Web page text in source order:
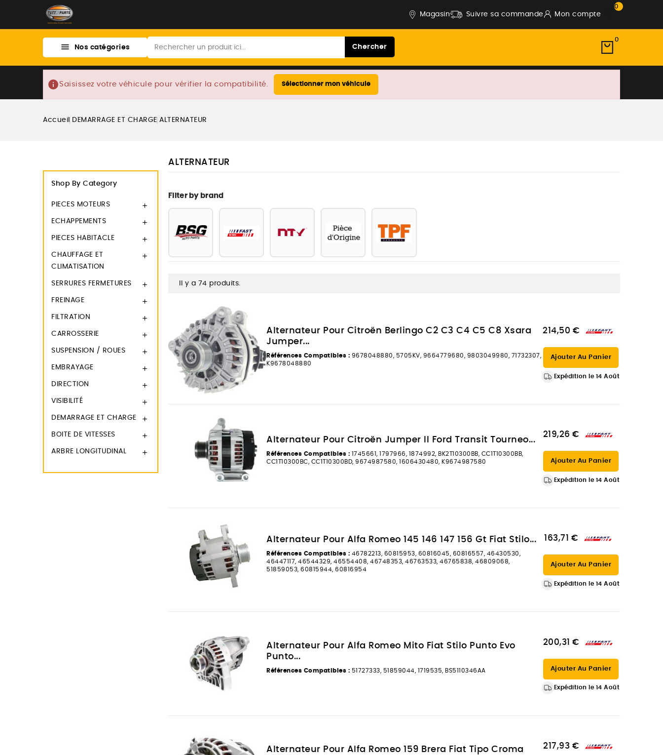
Magasin Suivre sa commande Mon compte
0
 Nos catégories Chercher
0
info Saisissez votre véhicule pour vérifier la compatibilité. Sélectionner mon véhicule
Accueil DEMARRAGE ET CHARGE ALTERNATEUR
Shop By Category
PIECES MOTEURS 
ECHAPPEMENTS 
PIECES HABITACLE 
CHAUFFAGE ET
CLIMATISATION

SERRURES FERMETURES 
FREINAGE 
FILTRATION 
CARROSSERIE 
SUSPENSION / ROUES 
EMBRAYAGE 
DIRECTION 
VISIBILITÉ 
DEMARRAGE ET CHARGE 
BOITE DE VITESSES 
ARBRE LONGITUDINAL 
ALTERNATEUR
Filter by brand
Il y a 74 produits.
Alternateur Pour Citroën Berlingo C2 C3 C4 C5 C8 Xsara
Jumper...
Références Compatibles : 9678048880, 5705KV, 9664779680, 9803049980, 71732307,
K9678048880
214,50 €
Ajouter Au Panier
Expédition le 14 Août
Alternateur Pour Citroën Jumper II Ford Transit Tourneo...
Références Compatibles : 1745661, 1797966, 1874992, BK2T10300BB, CC1T10300BB,
CC1T10300BC, CC1T10300BD, 9674987580, 1606430480, K9674987580
219,26 €
Ajouter Au Panier
Expédition le 14 Août
Alternateur Pour Alfa Romeo 145 146 147 156 Gt Fiat Stilo...
Références Compatibles : 46782213, 60815953, 60816045, 60816557, 46430530,
46447117, 46544329, 46554408, 46748353, 46763533, 46765838, 46809068,
51859053, 60815944, 60816954
163,71 €
Ajouter Au Panier
Expédition le 14 Août
Alternateur Pour Alfa Romeo Mito Fiat Stilo Punto Evo
Punto...
Références Compatibles : 51727333, 51859044, 1719535, BS5110346AA
200,31 €
Ajouter Au Panier
Expédition le 14 Août
Alternateur Pour Alfa Romeo 159 Brera Fiat Tipo Croma
217,93 €